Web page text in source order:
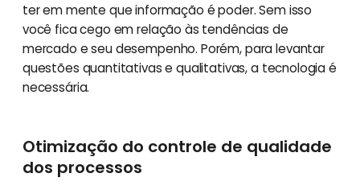
ter em mente que informação é poder. Sem isso
você fica cego em relação às tendências de
mercado e seu desempenho. Porém, para levantar
questões quantitativas e qualitativas, a tecnologia é
necessária.
Otimização do controle de qualidade
dos processos